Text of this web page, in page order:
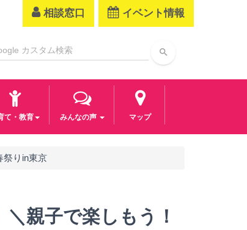
相談窓口 イベント情報
search
て・教育 みんなの声 マップ
祭りin東京
親子で楽しもう！